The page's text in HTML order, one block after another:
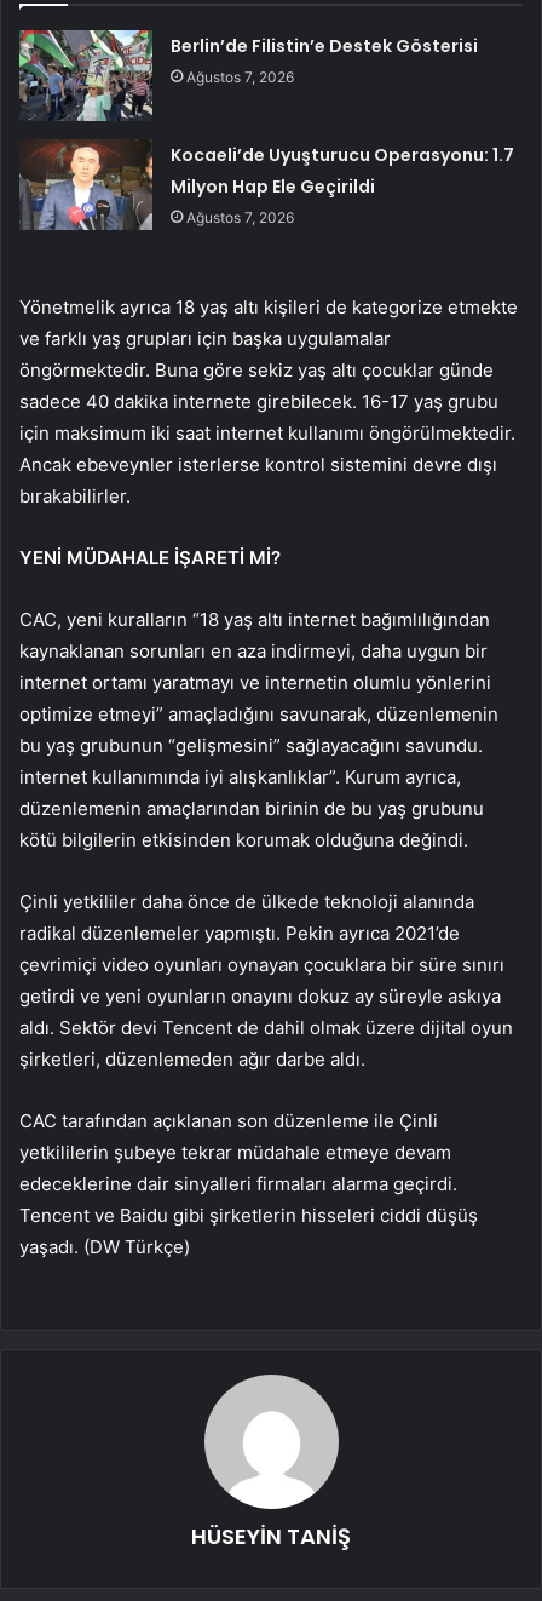
Berlin’de Filistin’e Destek Gösterisi
Ağustos 7, 2026
Kocaeli’de Uyuşturucu Operasyonu: 1.7
Milyon Hap Ele Geçirildi
Ağustos 7, 2026
Yönetmelik ayrıca 18 yaş altı kişileri de kategorize etmekte
ve farklı yaş grupları için başka uygulamalar
öngörmektedir. Buna göre sekiz yaş altı çocuklar günde
sadece 40 dakika internete girebilecek. 16-17 yaş grubu
için maksimum iki saat internet kullanımı öngörülmektedir.
Ancak ebeveynler isterlerse kontrol sistemini devre dışı
bırakabilirler.
YENİ MÜDAHALE İŞARETİ Mİ?
CAC, yeni kuralların “18 yaş altı internet bağımlılığından
kaynaklanan sorunları en aza indirmeyi, daha uygun bir
internet ortamı yaratmayı ve internetin olumlu yönlerini
optimize etmeyi” amaçladığını savunarak, düzenlemenin
bu yaş grubunun “gelişmesini” sağlayacağını savundu.
internet kullanımında iyi alışkanlıklar”. Kurum ayrıca,
düzenlemenin amaçlarından birinin de bu yaş grubunu
kötü bilgilerin etkisinden korumak olduğuna değindi.
Çinli yetkililer daha önce de ülkede teknoloji alanında
radikal düzenlemeler yapmıştı. Pekin ayrıca 2021’de
çevrimiçi video oyunları oynayan çocuklara bir süre sınırı
getirdi ve yeni oyunların onayını dokuz ay süreyle askıya
aldı. Sektör devi Tencent de dahil olmak üzere dijital oyun
şirketleri, düzenlemeden ağır darbe aldı.
CAC tarafından açıklanan son düzenleme ile Çinli
yetkililerin şubeye tekrar müdahale etmeye devam
edeceklerine dair sinyalleri firmaları alarma geçirdi.
Tencent ve Baidu gibi şirketlerin hisseleri ciddi düşüş
yaşadı. (DW Türkçe)
HÜSEYİN TANİŞ